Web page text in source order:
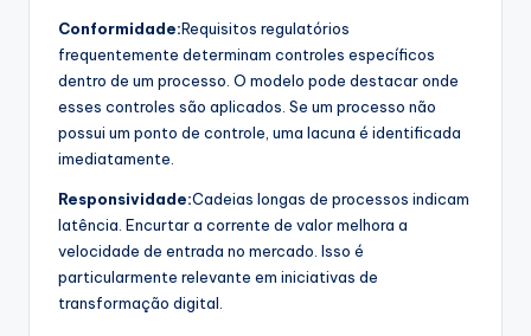
Conformidade:Requisitos regulatórios
frequentemente determinam controles específicos
dentro de um processo. O modelo pode destacar onde
esses controles são aplicados. Se um processo não
possui um ponto de controle, uma lacuna é identificada
imediatamente.
Responsividade:Cadeias longas de processos indicam
latência. Encurtar a corrente de valor melhora a
velocidade de entrada no mercado. Isso é
particularmente relevante em iniciativas de
transformação digital.